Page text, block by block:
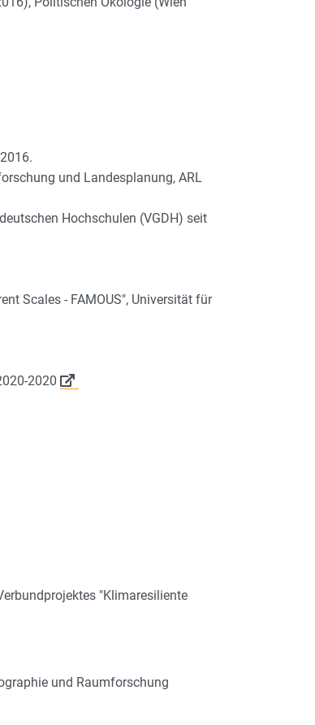
und Landesplanung, ARL
Hochschulen (VGDH) seit
Scales - FAMOUS", Universität für
2020
"Klimaresiliente
und Raumforschung